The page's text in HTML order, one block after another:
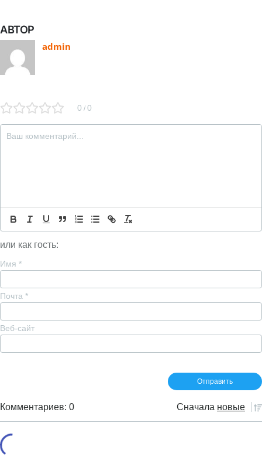
АВТОР
admin
0 / 0
или как гость:
Имя *
Почта *
Веб-сайт
Комментариев: 0 Сначала новые